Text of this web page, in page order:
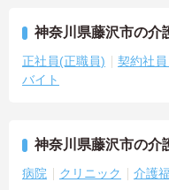
神奈川県藤沢市の介
正社員(正職員) 契約社
バイト
神奈川県藤沢市の介
病院 クリニック 介護